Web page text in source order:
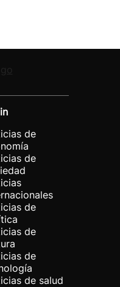
de
de
de
de
de
de salud